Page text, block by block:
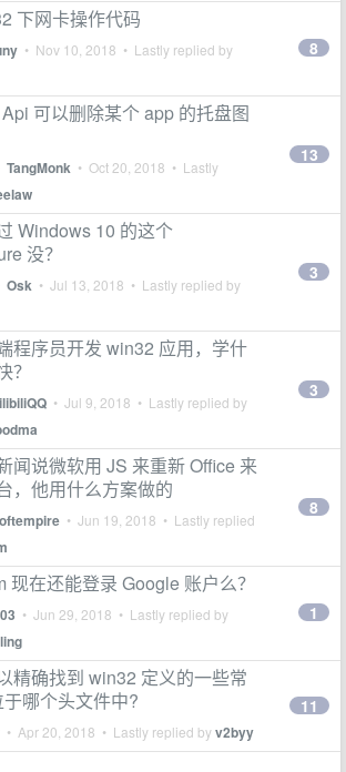
下网卡操作代码
• Nov 10, 2018 • Lastly replied by 8
可以删除某个 app 的托盘图
TangMonk • Oct 20, 2018 • Lastly
13
Windows 10 的这个
没？
Osk • Jul 13, 2018 • Lastly replied by
3
程序员开发 win32 应用，学什
？
• Jul 9, 2018 • Lastly replied by
3
闻说微软用 JS 来重新 Office 来
，他用什么方案做的
• Jun 19, 2018 • Lastly replied
8
现在还能登录 Google 账户么？
03 • Jun 29, 2018 • Lastly replied by 1
精确找到 win32 定义的一些常
哪个头文件中?
• Apr 20, 2018 • Lastly replied byv2byy
11